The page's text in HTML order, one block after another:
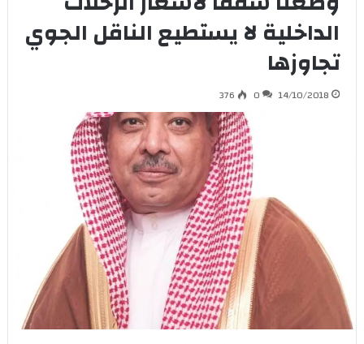
الداخلية لا يستطيع الناقل الجوي
تجاوزها
14/10/2018
0
376